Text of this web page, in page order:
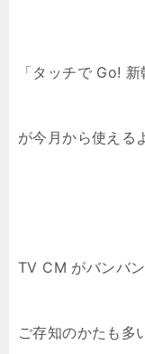
「タッチで Go! 新
が今月から使える
TV CM がバンバ
ご存知のかたも多